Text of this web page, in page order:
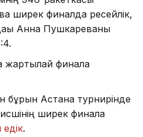
ширек финалда ресейлік,
Анна Пушкареваны
финалға
бұрын Астана турнирінде
ширек финалға
едік.